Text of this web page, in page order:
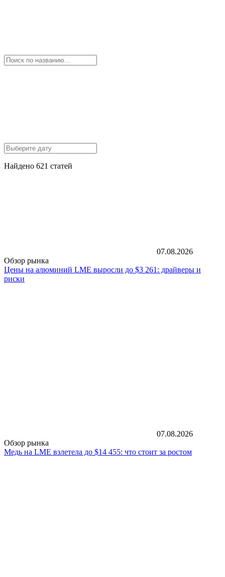
Найдено 621 статей
07.08.2026
Обзор рынка
Цены на алюминий LME выросли до $3 261: драйверы и
риски
07.08.2026
Обзор рынка
Медь на LME взлетела до $14 455: что стоит за ростом